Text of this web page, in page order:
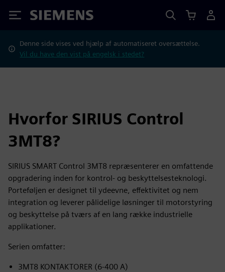
Siemens
Denne side vises ved hjælp af automatiseret oversættelse.
Vil du have den vist på engelsk i stedet?
Hvorfor SIRIUS Control
3MT8?
SIRIUS SMART Control 3MT8 repræsenterer en omfattende
opgradering inden for kontrol- og beskyttelsesteknologi.
Porteføljen er designet til ydeevne, effektivitet og nem
integration og leverer pålidelige løsninger til motorstyring
og beskyttelse på tværs af en lang række industrielle
applikationer.
Serien omfatter:
3MT8 KONTAKTORER (6-400 A)